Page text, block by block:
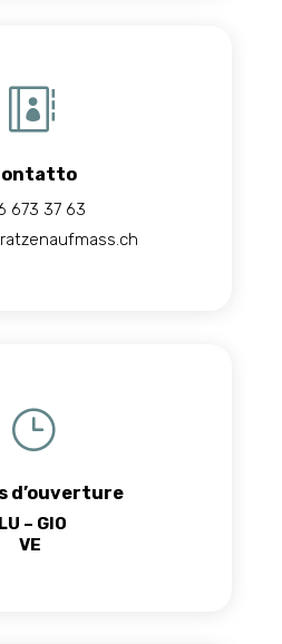

673 37 63
}
d’ouverture
LU – GIO
VE